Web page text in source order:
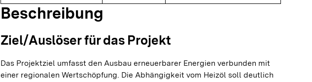
Beschreibung
Ziel/Auslöser für das Projekt
Das Projektziel umfasst den Ausbau erneuerbarer Energien verbunden mit
einer regionalen Wertschöpfung. Die Abhängigkeit vom Heizöl soll deutlich